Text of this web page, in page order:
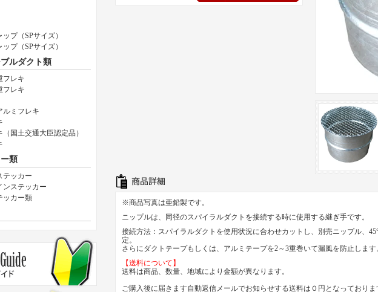
プ（SPサイズ）
プ（SPサイズ）
ルダクト類
フレキ
フレキ
ルミフレキ
国土交通大臣認定品）
類
テッカー
ンステッカー
ッカー類
※商品写真は亜鉛製です。
ニップルは、同径のスパイラルダクトを接続する時に使用する継ぎ手です。
接続方法：スパイラルダクトを使用状況に合わせカットし、別売ニップル、
定。
さらにダクトテープもしくは、アルミテープを2～3重巻いて漏風を防止します
【送料について】
送料は商品、数量、地域により金額が異なります。
ご購入後に届きます自動返信メールでお知らせする送料は０円となっておりま